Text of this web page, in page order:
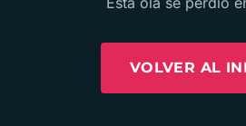
VOLVER AL